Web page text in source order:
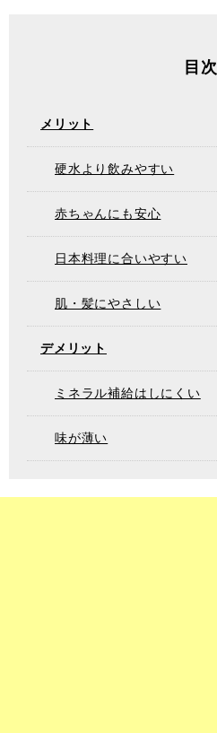
目次
メリット
硬水より飲みやすい
赤ちゃんにも安心
日本料理に合いやすい
肌・髪にやさしい
デメリット
ミネラル補給はしにくい
味が薄い